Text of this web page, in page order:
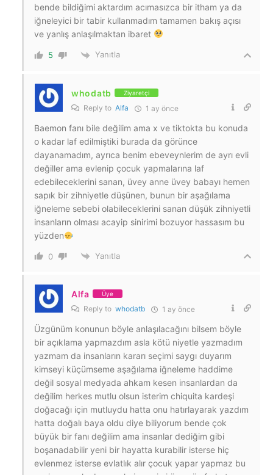
bende bildiğimi aktardım acımasızca bir itham ya da
iğneleyici bir tabir kullanmadım tamamen bakış açısı
ve yanlış anlaşılmaktan ibaret
5 Yanıtla
whodatb Ziyaretçi
Reply to Alfa 1 ay önce
Baemon fanı bile değilim ama x ve tiktokta bu konuda
o kadar laf edilmiştiki burada da görünce
dayanamadım, ayrıca benim ebeveynlerim de ayrı evli
değiller ama evlenip çocuk yapmalarına laf
edebileceklerini sanan, üvey anne üvey babayı hemen
sapık bir zihniyetle düşünen, bunun bir aşağılama
iğneleme sebebi olabileceklerini sanan düşük zihniyetli
insanların olması acayip sinirimi bozuyor hassasım bu
yüzden
0 Yanıtla
Alfa Üye
Reply to whodatb 1 ay önce
Üzgünüm konunun böyle anlaşılacağını bilsem böyle
bir açıklama yapmazdım asla kötü niyetle yazmadım
yazmam da insanların kararı seçimi saygı duyarım
kimseyi küçümseme aşağılama iğneleme haddime
değil sosyal medyada ahkam kesen insanlardan da
değilim herkes mutlu olsun isterim chiquita kardeşi
doğacağı için mutluydu hatta onu hatırlayarak yazdım
hatta doğalı baya oldu diye biliyorum bende çok
büyük bir fanı değilim ama insanlar dediğim gibi
boşanadabilir yeni bir hayatta kurabilir isterse hiç
evlenmez isterse evlatlık alır çocuk yapar yapmaz bu